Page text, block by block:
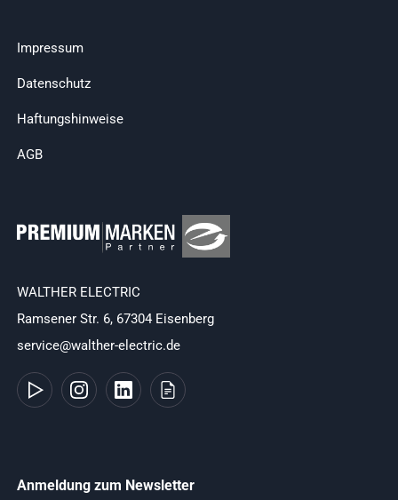
Impressum
Datenschutz
Haftungshinweise
AGB
WALTHER ELECTRIC
Ramsener Str. 6, 67304 Eisenberg
service@walther-electric.de
Anmeldung zum Newsletter